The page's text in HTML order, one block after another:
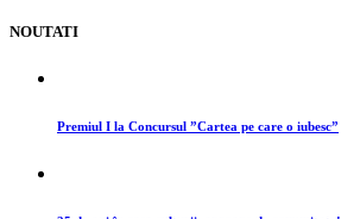
NOUTATI
Premiul I la Concursul ”Cartea pe care o iubesc”